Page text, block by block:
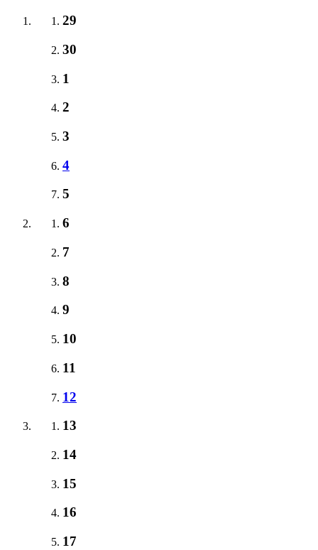
29
30
1
2
3
4
5
6
7
8
9
10
11
12
13
14
15
16
17